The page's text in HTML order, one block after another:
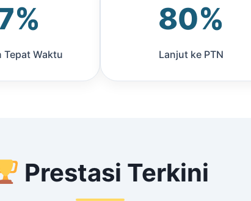
Tepat Waktu
80%
Lanjut ke PTN
Prestasi Terkini